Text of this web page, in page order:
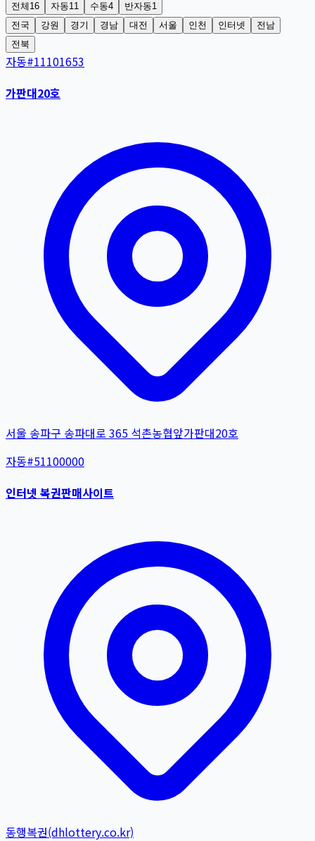
전체 16 자동11 수동4 반자동1
전국
강원 경기 경남 대전 서울 인천 인터넷
전남
전북
자동#11101653
가판대20호
서울 송파구 송파대로 365 석촌농협앞가판대20호
자동#51100000
인터넷 복권판매사이트
동행복권(dhlottery.co.kr)